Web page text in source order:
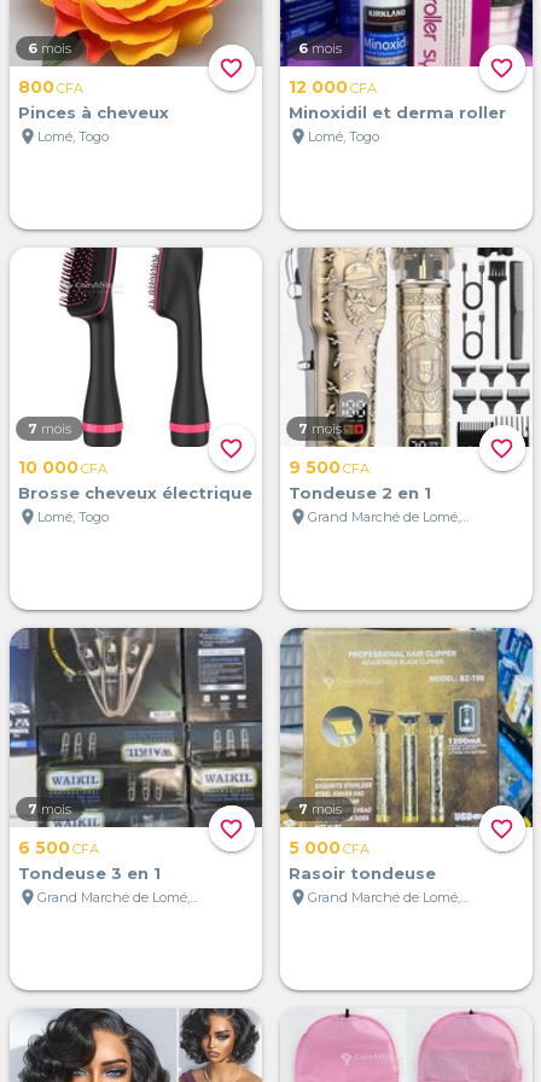
favorite_border
6 mois
800CFA
Pinces à cheveux
location_on Lomé, Togo
favorite_border
6 mois
12 000CFA
Minoxidil et derma roller
location_on Lomé, Togo
favorite_border
7 mois
10 000CFA
Brosse cheveux électrique
location_on Lomé, Togo
favorite_border
7 mois
9 500CFA
Tondeuse 2 en 1
location_on
Grand Marché de Lomé, Lomé, Togo
favorite_border
7 mois
6 500CFA
Tondeuse 3 en 1
location_on
Grand Marché de Lomé, Lomé, Togo
favorite_border
7 mois
5 000CFA
Rasoir tondeuse
location_on
Grand Marché de Lomé, Lomé, Togo